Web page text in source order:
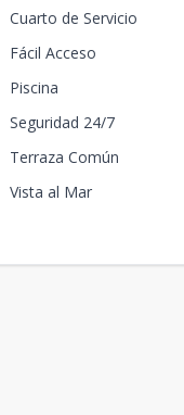
Cuarto de Servicio
Fácil Acceso
Piscina
Seguridad 24/7
Terraza Común
Vista al Mar